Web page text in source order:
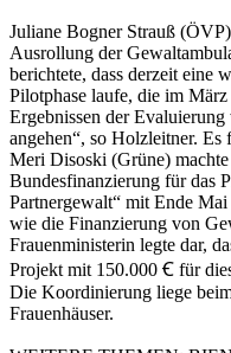
Juliane Bogner Strauß
Ausrollung der
berichtete, dass derzeit eine
Pilotphase laufe, die im
Ergebnissen der
angehen“, so Holzleitner. Es
Meri Disoski (Grüne)
Bundesfinanzierung für das
Partnergewalt“ mit Ende
wie die Finanzierung von
Frauenministerin legte dar,
Projekt mit 150.000 Ꞓ für
Die Koordinierung liege
Frauenhäuser.